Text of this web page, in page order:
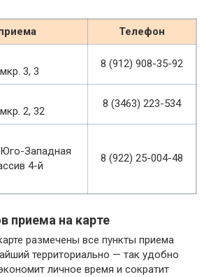
Телефон
3, 3
8 (912) 908-35-92
2, 32
8 (3463) 223-534
Западная
4-й
8 (922) 25-004-48
приема на карте
размечены все пункты приема
территориально — так удобно
личное время и сократит